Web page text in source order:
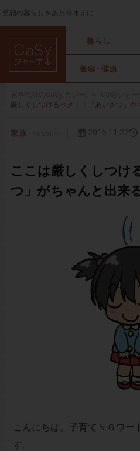
笑顔の暮らしをあたりまえに
厳しくしつけるべき！！「あいさつ」
ここは厳しくしつけ
つ」がちゃんと出来
こんにちは。子育てＮＧワー
す。